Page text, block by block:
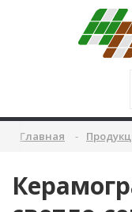
Главная